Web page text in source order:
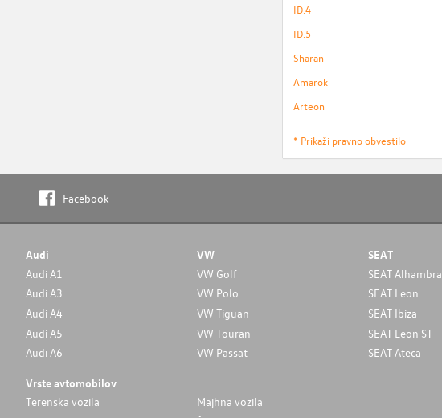
ID.4
ID.5
Sharan
Amarok
Arteon
* Prikaži pravno obvestilo
Facebook
Audi
Audi A1
Audi A3
Audi A4
Audi A5
Audi A6
VW
VW Golf
VW Polo
VW Tiguan
VW Touran
VW Passat
SEAT
SEAT Alhambra
SEAT Leon
SEAT Ibiza
SEAT Leon ST
SEAT Ateca
Vrste avtomobilov
Terenska vozila
Majhna vozila